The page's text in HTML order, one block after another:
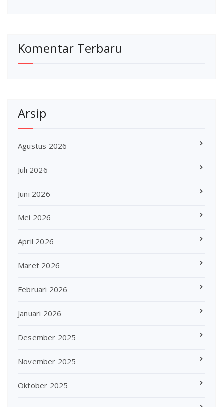
Komentar Terbaru
Arsip
Agustus 2026
Juli 2026
Juni 2026
Mei 2026
April 2026
Maret 2026
Februari 2026
Januari 2026
Desember 2025
November 2025
Oktober 2025